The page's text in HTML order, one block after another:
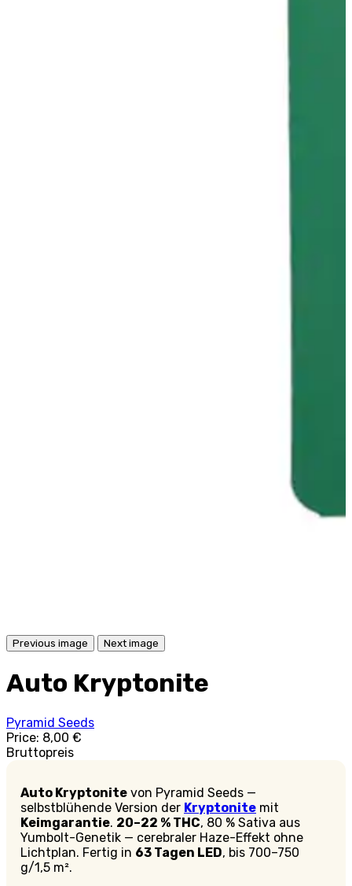
Previous image Next image
Auto Kryptonite
Pyramid Seeds
Price: 8,00 €
Bruttopreis
Auto Kryptonite von Pyramid Seeds —
selbstblühende Version der Kryptonite mit
Keimgarantie. 20–22 % THC, 80 % Sativa aus
Yumbolt-Genetik — cerebraler Haze-Effekt ohne
Lichtplan. Fertig in 63 Tagen LED, bis 700–750
g/1,5 m².